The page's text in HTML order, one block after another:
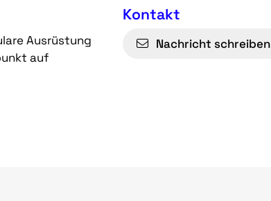
Ausrüstung
auf
Kontakt
Nachricht schreiben